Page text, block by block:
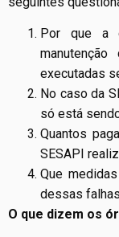
Por que a
manutenção
executadas
No caso da
só está
Quantos
SESAPI
Que
dessas
O que dizem os